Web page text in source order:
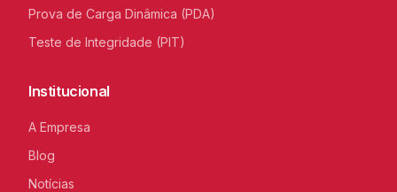
Prova de Carga Dinâmica (PDA)
Teste de Integridade (PIT)
Institucional
A Empresa
Blog
Notícias